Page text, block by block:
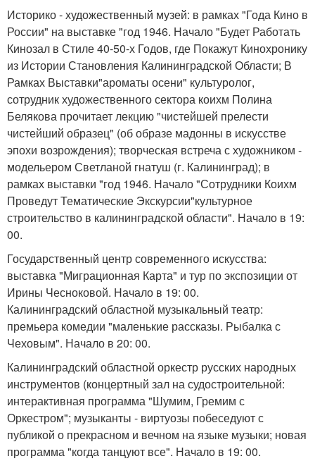
Историко - художественный музей: в рамках "Года Кино в
России" на выставке "год 1946. Начало "Будет Работать
Кинозал в Стиле 40-50-х Годов, где Покажут Кинохронику
из Истории Становления Калининградской Области; В
Рамках Выставки"ароматы осени" культуролог,
сотрудник художественного сектора коихм Полина
Белякова прочитает лекцию "чистейшей прелести
чистейший образец" (об образе мадонны в искусстве
эпохи возрождения); творческая встреча с художником -
модельером Светланой гнатуш (г. Калининград); в
рамках выставки "год 1946. Начало "Сотрудники Коихм
Проведут Тематические Экскурсии"культурное
строительство в калининградской области". Начало в 19:
00.
Государственный центр современного искусства:
выставка "Миграционная Карта" и тур по экспозиции от
Ирины Чесноковой. Начало в 19: 00.
Калининградский областной музыкальный театр:
премьера комедии "маленькие рассказы. Рыбалка с
Чеховым". Начало в 20: 00.
Калининградский областной оркестр русских народных
инструментов (концертный зал на судостроительной:
интерактивная программа "Шумим, Гремим с
Оркестром"; музыканты - виртуозы побеседуют с
публикой о прекрасном и вечном на языке музыки; новая
программа "когда танцуют все". Начало в 19: 00.